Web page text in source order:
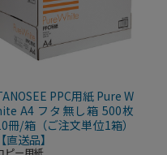
PPC用紙 Pure W
A4 フタ無し箱 500枚
冊/箱（ご注文単位1箱）
【直送品】